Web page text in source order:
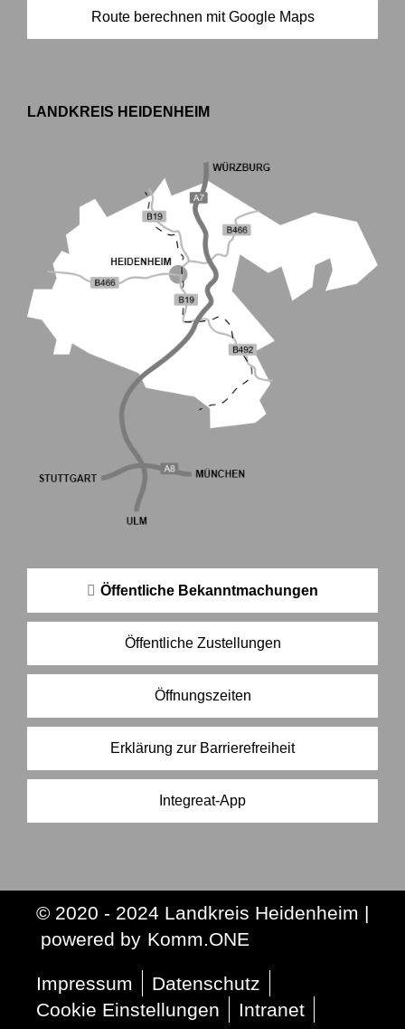
Route berechnen mit Google Maps
LANDKREIS HEIDENHEIM
Öffentliche Bekanntmachungen
Öffentliche Zustellungen
Öffnungszeiten
Erklärung zur Barrierefreiheit
Integreat-App
© 2020 - 2024 Landkreis Heidenheim |
powered by Komm.ONE
Impressum
Datenschutz
Cookie Einstellungen
Intranet